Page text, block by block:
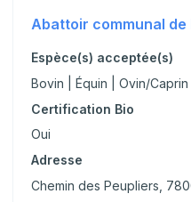
Abattoir communal de
Espèce(s) acceptée(s)
Bovin | Équin | Ovin/
Certification Bio
Oui
Adresse
Chemin des Peupliers,